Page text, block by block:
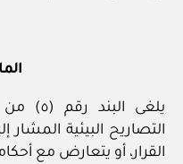
التصاريح البيئية المشار
القرار، أو يتعارض مع